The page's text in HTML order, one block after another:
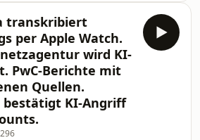
kontrollieren Quelle:
news/Digital-
EU-will-offenbar-
Roblox-strenger-
11385010.html?
macOS: Bildschirmü
transkribiert
per Apple Watch.
wird KI-
PwC-Berichte mit
Quellen.
bestätigt KI-Angriff
296